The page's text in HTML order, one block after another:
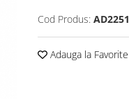
Cod Produs: AD2251
Adauga la Favorite